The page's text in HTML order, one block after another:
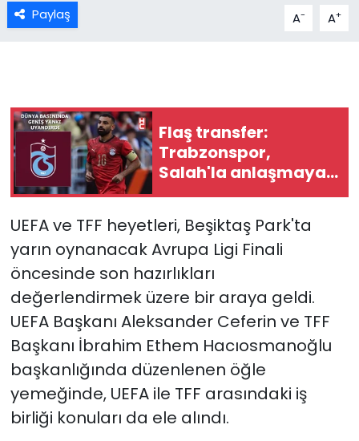
Paylaş A- A+
Flaş transfer:
Trabzonspor,
Salah'la anlaşmaya
vardı
UEFA ve TFF heyetleri, Beşiktaş Park'ta
yarın oynanacak Avrupa Ligi Finali
öncesinde son hazırlıkları
değerlendirmek üzere bir araya geldi.
UEFA Başkanı Aleksander Ceferin ve TFF
Başkanı İbrahim Ethem Hacıosmanoğlu
başkanlığında düzenlenen öğle
yemeğinde, UEFA ile TFF arasındaki iş
birliği konuları da ele alındı.